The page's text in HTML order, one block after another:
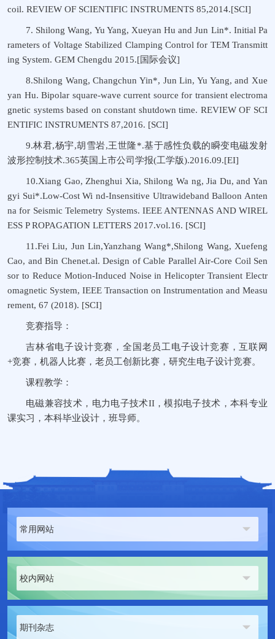
coil. REVIEW OF SCIENTIFIC INSTRUMENTS 85,2014.[SCI]
7. Shilong Wang, Yu Yang, Xueyan Hu and Jun Lin*. Initial Pa
rameters of Voltage Stabilized Clamping Control for TEM Transmitt
ing System. GEM Chengdu 2015.[国际会议]
8.Shilong Wang, Changchun Yin*, Jun Lin, Yu Yang, and Xue
yan Hu. Bipolar square-wave current source for transient electroma
gnetic systems based on constant shutdown time. REVIEW OF SCI
ENTIFIC INSTRUMENTS 87,2016. [SCI]
9.林君,杨宇,胡雪岩,王世隆*.基于感性负载的瞬变电磁发射
波形控制技术.365英国上市公司学报(工学版).2016.09.[EI]
10.Xiang Gao, Zhenghui Xia, Shilong Wa ng, Jia Du, and Yan
gyi Sui*.Low-Cost Wi nd-Insensitive Ultrawideband Balloon Anten
na for Seismic Telemetry Systems. IEEE ANTENNAS AND WIREL
ESS P ROPAGATION LETTERS 2017.vol.16. [SCI]
11.Fei Liu, Jun Lin,Yanzhang Wang*,Shilong Wang, Xuefeng
Cao, and Bin Chenet.al. Design of Cable Parallel Air-Core Coil Sen
sor to Reduce Motion-Induced Noise in Helicopter Transient Electr
omagnetic System, IEEE Transaction on Instrumentation and Measu
rement, 67 (2018). [SCI]
竞赛指导：
吉林省电子设计竞赛，全国老员工电子设计竞赛，互联网
+竞赛，机器人比赛，老员工创新比赛，研究生电子设计竞赛。
课程教学：
电磁兼容技术，电力电子技术II，模拟电子技术，本科专业
课实习，本科毕业设计，班导师。
常用网站
校内网站
期刊杂志